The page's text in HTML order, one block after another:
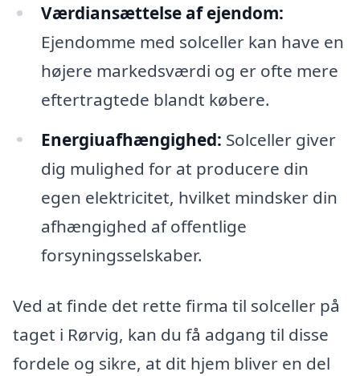
Værdiansættelse af ejendom:
Ejendomme med solceller kan have en
højere markedsværdi og er ofte mere
eftertragtede blandt købere.
Energiuafhængighed: Solceller giver
dig mulighed for at producere din
egen elektricitet, hvilket mindsker din
afhængighed af offentlige
forsyningsselskaber.
Ved at finde det rette firma til solceller på
taget i Rørvig, kan du få adgang til disse
fordele og sikre, at dit hjem bliver en del